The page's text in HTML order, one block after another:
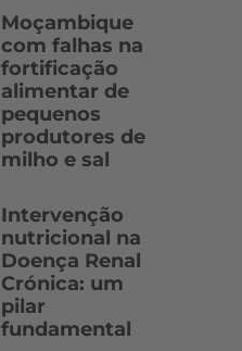
Moçambique
com falhas na
fortificação
alimentar de
pequenos
produtores de
milho e sal
Intervenção
nutricional na
Doença Renal
Crónica: um
pilar
fundamental